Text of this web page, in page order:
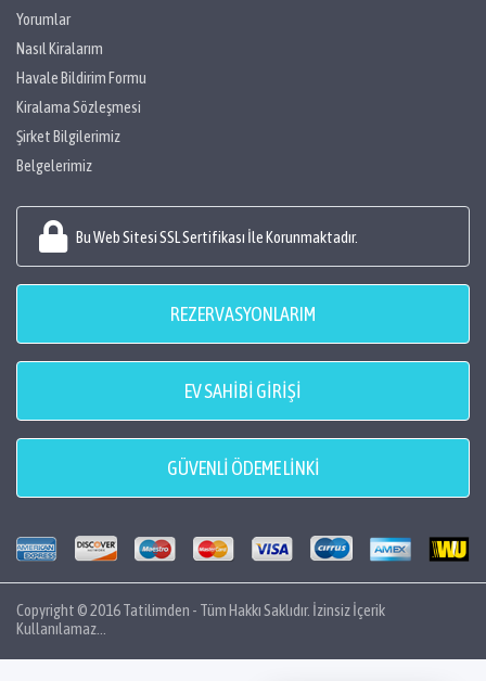
Yorumlar
Nasıl Kiralarım
Havale Bildirim Formu
Kiralama Sözleşmesi
Şirket Bilgilerimiz
Belgelerimiz
Bu Web Sitesi SSL Sertifikası İle Korunmaktadır.
REZERVASYONLARIM
EV SAHİBİ GİRİŞİ
GÜVENLİ ÖDEME LİNKİ
Copyright © 2016 Tatilimden - Tüm Hakkı Saklıdır. İzinsiz İçerik
Kullanılamaz...